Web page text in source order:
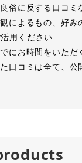
俗に反する口コミ
によるもの、好み
用ください
にお時間をいただ
口コミは全て、公